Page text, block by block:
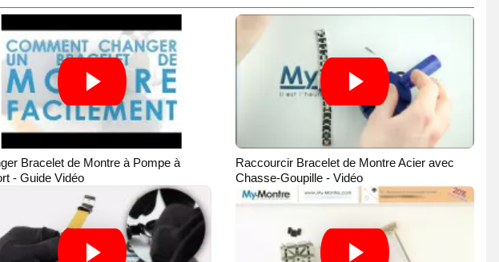
Bracelet de Montre à Pompe à
- Guide Vidéo
Raccourcir Bracelet de Montre Acier avec
Chasse-Goupille - Vidéo